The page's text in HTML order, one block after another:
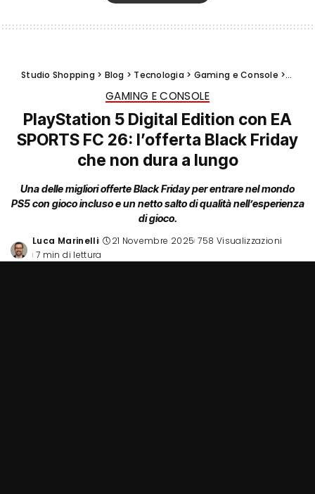
Studio Shopping > Blog > Tecnologia > Gaming e Console >
GAMING E CONSOLE
PlayStation 5 Digital Edition con EA
SPORTS FC 26: l’offerta Black Friday
che non dura a lungo
Una delle migliori offerte Black Friday per entrare nel mondo
PS5 con gioco incluso e un netto salto di qualità nell’esperienza
di gioco.
Posted
by
Luca Marinelli 21 Novembre 2025 758 Visualizzazioni
7 min di lettura